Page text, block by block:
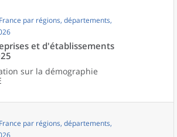
France par régions, départements,
et d'établissements
sur la démographie
France par régions, départements,